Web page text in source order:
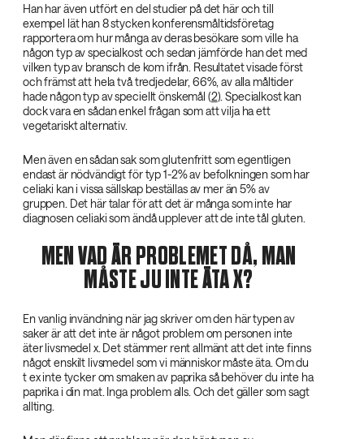
Han har även utfört en del studier på det här och till
exempel lät han 8 stycken konferensmåltidsföretag
rapportera om hur många av deras besökare som ville ha
någon typ av specialkost och sedan jämförde han det med
vilken typ av bransch de kom ifrån. Resultatet visade först
och främst att hela två tredjedelar, 66%, av alla måltider
hade någon typ av speciellt önskemål (2). Specialkost kan
dock vara en sådan enkel frågan som att vilja ha ett
vegetariskt alternativ.
Men även en sådan sak som glutenfritt som egentligen
endast är nödvändigt för typ 1-2% av befolkningen som har
celiaki kan i vissa sällskap beställas av mer än 5% av
gruppen. Det här talar för att det är många som inte har
diagnosen celiaki som ändå upplever att de inte tål gluten.
MEN VAD ÄR PROBLEMET DÅ, MAN
MÅSTE JU INTE ÄTA X?
En vanlig invändning när jag skriver om den här typen av
saker är att det inte är något problem om personen inte
äter livsmedel x. Det stämmer rent allmänt att det inte finns
något enskilt livsmedel som vi människor måste äta. Om du
t ex inte tycker om smaken av paprika så behöver du inte ha
paprika i din mat. Inga problem alls. Och det gäller som sagt
allting.